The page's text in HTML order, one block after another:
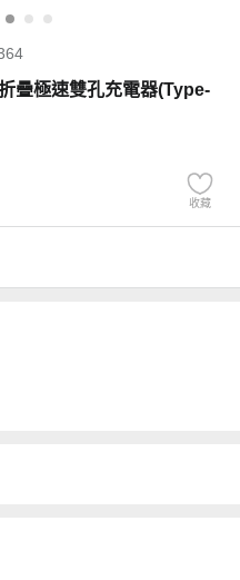
疊極速雙孔充電器(Type-
收藏